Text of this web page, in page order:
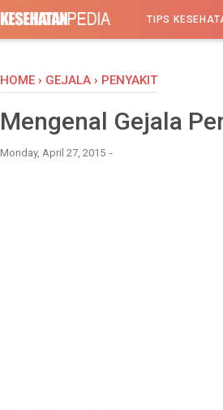
TIPS
HOME › GEJALA › PENYAKIT
Mengenal Gejala
Monday, April 27, 2015